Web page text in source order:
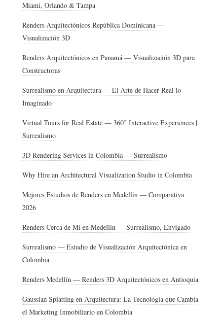
Miami, Orlando & Tampa
Renders Arquitectónicos República Dominicana —
Visualización 3D
Renders Arquitectónicos en Panamá — Visualización 3D para
Constructoras
Surrealismo en Arquitectura — El Arte de Hacer Real lo
Imaginado
Virtual Tours for Real Estate — 360° Interactive Experiences |
Surrealismo
3D Rendering Services in Colombia — Surrealismo
Why Hire an Architectural Visualization Studio in Colombia
Mejores Estudios de Renders en Medellín — Comparativa
2026
Renders Cerca de Mí en Medellín — Surrealismo, Envigado
Surrealismo — Estudio de Visualización Arquitectónica en
Colombia
Renders Medellín — Renders 3D Arquitectónicos en Antioquia
Gaussian Splatting en Arquitectura: La Tecnología que Cambia
el Marketing Inmobiliario en Colombia